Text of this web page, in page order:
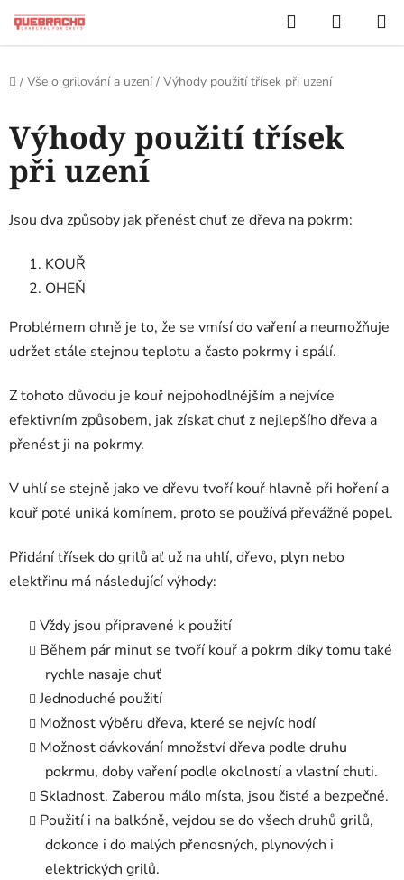
obsah
Hledat
KOŠÍK
Domů
/ Vše o grilování a uzení / Výhody použití třísek při uzení
Výhody použití třísek
při uzení
Jsou dva způsoby jak přenést chuť ze dřeva na pokrm:
KOUŘ
OHEŇ
Problémem ohně je to, že se vmísí do vaření a neumožňuje
udržet stále stejnou teplotu a často pokrmy i spálí.
Z tohoto důvodu je kouř nejpohodlnějším a nejvíce
efektivním způsobem, jak získat chuť z nejlepšího dřeva a
přenést ji na pokrmy.
V uhlí se stejně jako ve dřevu tvoří kouř hlavně při hoření a
kouř poté uniká komínem, proto se používá převážně popel.
Přidání třísek do grilů ať už na uhlí, dřevo, plyn nebo
elektřinu má následující výhody:
Vždy jsou připravené k použití
Během pár minut se tvoří kouř a pokrm díky tomu také
rychle nasaje chuť
Jednoduché použití
Možnost výběru dřeva, které se nejvíc hodí
Možnost dávkování množství dřeva podle druhu
pokrmu, doby vaření podle okolností a vlastní chuti.
Skladnost. Zaberou málo místa, jsou čisté a bezpečné.
Použití i na balkóně, vejdou se do všech druhů grilů,
dokonce i do malých přenosných, plynových i
elektrických grilů.